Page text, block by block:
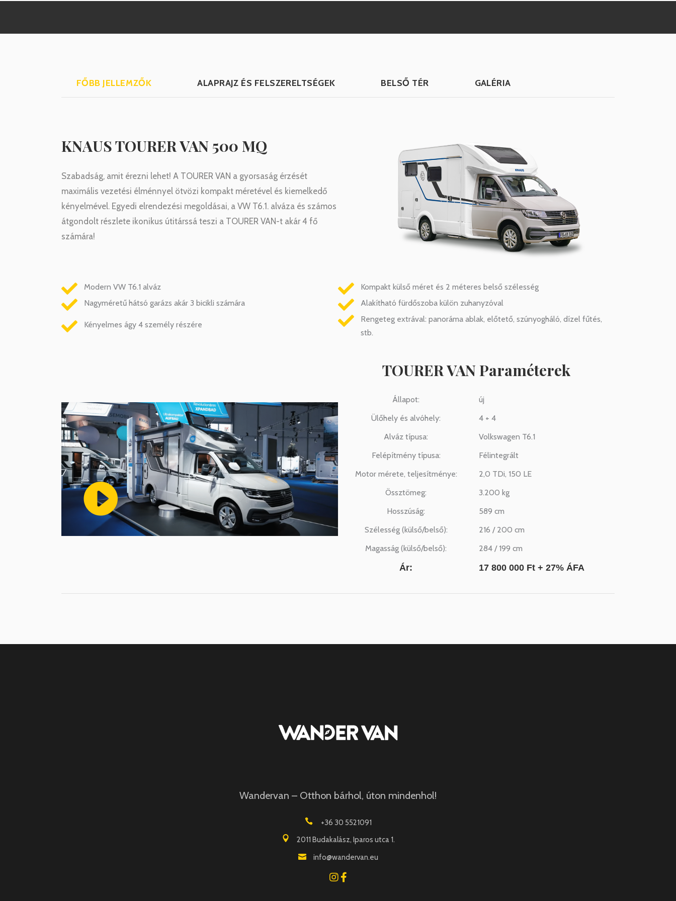
FŐBB JELLEMZŐK ALAPRAJZ ÉS FELSZERELTSÉGEK BELSŐ TÉR GALÉRIA
KNAUS TOURER VAN 500 MQ
Szabadság, amit érezni lehet! A TOURER VAN a gyorsaság érzését
maximális vezetési élménnyel ötvözi kompakt méretével és kiemelkedő
kényelmével. Egyedi elrendezési megoldásai, a VW T6.1. alváza és számos
átgondolt részlete ikonikus útitárssá teszi a TOURER VAN-t akár 4 fő
számára!
Modern VW T6.1 alváz
Kompakt külső méret és 2 méteres belső szélesség
Nagyméretű hátsó garázs akár 3 bicikli számára
Alakítható fürdőszoba külön zuhanyzóval
Kényelmes ágy 4 személy részére
Rengeteg extrával: panoráma ablak, előtető, szúnyogháló, dízel fűtés,
stb.
TOURER VAN Paraméterek
Állapot:
új
Ülőhely és alvóhely:
4 + 4
Alváz típusa:
Volkswagen T6.1
Felépítmény típusa:
Félintegrált
Motor mérete, teljesítménye:
2,0 TDi, 150 LE
Össztömeg:
3.200 kg
Hosszúság:
589 cm
Szélesség (külső/belső):
216 / 200 cm
Magasság (külső/belső):
284 / 199 cm
Ár: 17 800 000 Ft + 27% ÁFA
Wandervan – Otthon bárhol, úton mindenhol!
+36 30 5521091
2011 Budakalász, Iparos utca 1.
info@wandervan.eu